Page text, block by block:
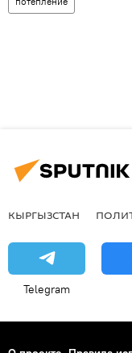
КЫРГЫЗСТАН
Telegram